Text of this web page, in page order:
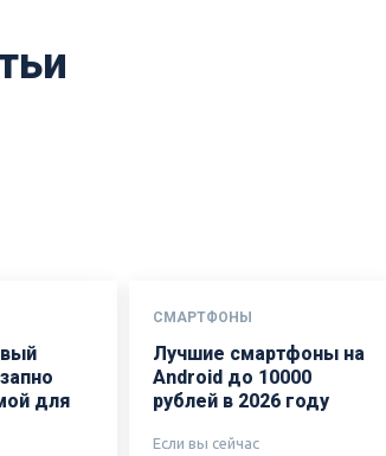
для
СМАРТФОНЫ
Лучшие смартфоны на
Android до 10000
рублей в 2026 году
Если вы сейчас